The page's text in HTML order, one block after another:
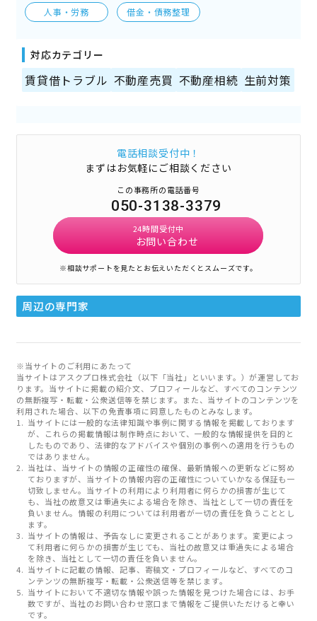
人事・労務 借金・債務整理
対応カテゴリー
賃貸借トラブル 不動産売買 不動産相続 生前対策
電話相談受付中！
まずはお気軽にご相談ください
この事務所の電話番号
050-3138-3379
24時間受付中
お問い合わせ
※相談サポートを見たとお伝えいただくとスムーズです。
周辺の専門家
※当サイトのご利用にあたって
当サイトはアスクプロ株式会社（以下「当社」といいます。）が運営してお
ります。当サイトに掲載の紹介文、プロフィールなど、すべてのコンテンツ
の無断複写・転載・公衆送信等を禁じます。また、当サイトのコンテンツを
利用された場合、以下の免責事項に同意したものとみなします。
当サイトには一般的な法律知識や事例に関する情報を掲載しております
が、これらの掲載情報は制作時点において、一般的な情報提供を目的と
したものであり、法律的なアドバイスや個別の事例への適用を行うもの
ではありません。
当社は、当サイトの情報の正確性の確保、最新情報への更新などに努め
ておりますが、当サイトの情報内容の正確性についていかなる保証も一
切致しません。当サイトの利用により利用者に何らかの損害が生じて
も、当社の故意又は重過失による場合を除き、当社として一切の責任を
負いません。情報の利用については利用者が一切の責任を負うこととし
ます。
当サイトの情報は、予告なしに変更されることがあります。変更によっ
て利用者に何らかの損害が生じても、当社の故意又は重過失による場合
を除き、当社として一切の責任を負いません。
当サイトに記載の情報、記事、寄稿文・プロフィールなど、すべてのコ
ンテンツの無断複写・転載・公衆送信等を禁じます。
当サイトにおいて不適切な情報や誤った情報を見つけた場合には、お手
数ですが、当社のお問い合わせ窓口まで情報をご提供いただけると幸い
です。